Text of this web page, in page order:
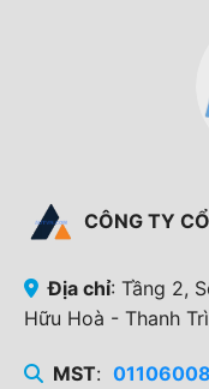
CÔNG TY
Địa chỉ: Tầng 2,
Hữu Hoà - Thanh
MST: